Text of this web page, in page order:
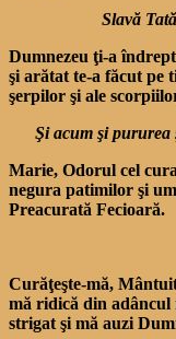
Slavă
Dumnezeu ţi-a
şi arătat te-a făcut pe
şerpilor şi ale
Şi acum şi pururea
Marie, Odorul cel
negura patimilor şi
Preacurată Fecioară.
Curăţeşte-mă,
mă ridică din
strigat şi mă auzi